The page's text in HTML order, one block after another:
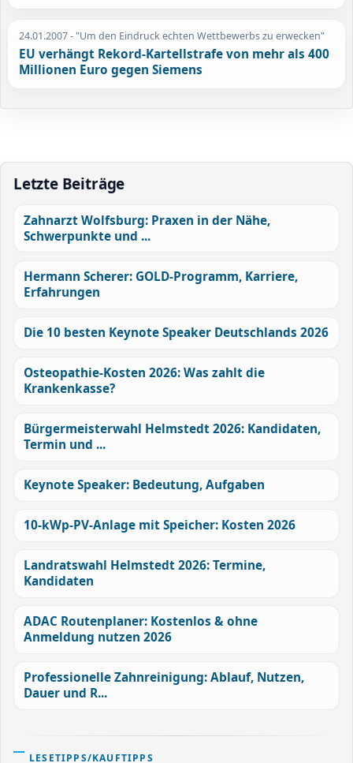
24.01.2007- "Um den Eindruck echten Wettbewerbs zu erwecken"
EU verhängt Rekord-Kartellstrafe von mehr als 400
Millionen Euro gegen Siemens
Letzte Beiträge
Zahnarzt Wolfsburg: Praxen in der Nähe,
Schwerpunkte und ...
Hermann Scherer: GOLD-Programm, Karriere,
Erfahrungen
Die 10 besten Keynote Speaker Deutschlands 2026
Osteopathie-Kosten 2026: Was zahlt die
Krankenkasse?
Bürgermeisterwahl Helmstedt 2026: Kandidaten,
Termin und ...
Keynote Speaker: Bedeutung, Aufgaben
10-kWp-PV-Anlage mit Speicher: Kosten 2026
Landratswahl Helmstedt 2026: Termine,
Kandidaten
ADAC Routenplaner: Kostenlos & ohne
Anmeldung nutzen 2026
Professionelle Zahnreinigung: Ablauf, Nutzen,
Dauer und R...
LESETIPPS/KAUFTIPPS